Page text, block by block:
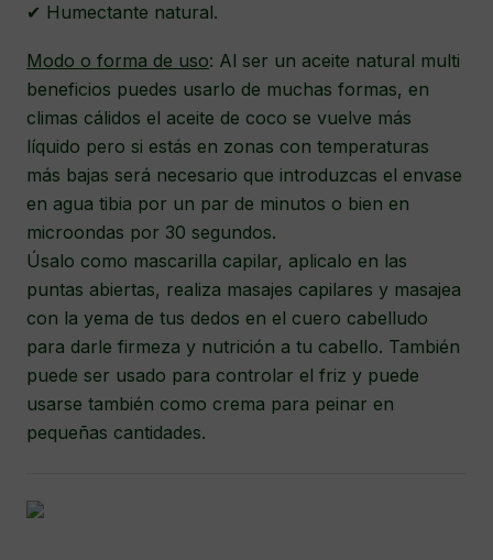
✔ Humectante natural.
Modo o forma de uso: Al ser un aceite natural multi
beneficios puedes usarlo de muchas formas, en
climas cálidos el aceite de coco se vuelve más
líquido pero si estás en zonas con temperaturas
más bajas será necesario que introduzcas el envase
en agua tibia por un par de minutos o bien en
microondas por 30 segundos.
Úsalo como mascarilla capilar, aplicalo en las
puntas abiertas, realiza masajes capilares y masajea
con la yema de tus dedos en el cuero cabelludo
para darle firmeza y nutrición a tu cabello. También
puede ser usado para controlar el friz y puede
usarse también como crema para peinar en
pequeñas cantidades.